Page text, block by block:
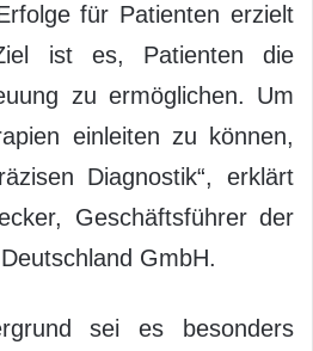
für Patienten erzielt
ist es, Patienten die
zu ermöglichen. Um
einleiten zu können,
Diagnostik“, erklärt
Geschäftsführer der
GmbH.
sei es besonders